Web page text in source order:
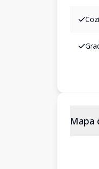
Mapa